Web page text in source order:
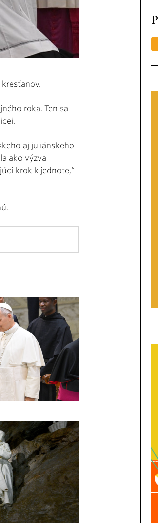
roka. Ten sa
aj juliánskeho
ako výzva
krok k jednote,“